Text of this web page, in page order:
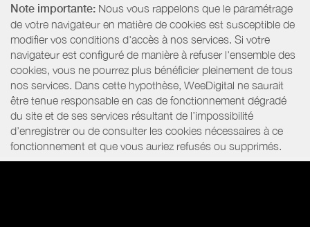
Note importante: Nous vous rappelons que le paramétrage
de votre navigateur en matière de cookies est susceptible de
modifier vos conditions d'accès à nos services. Si votre
navigateur est configuré de manière à refuser l'ensemble des
cookies, vous ne pourrez plus bénéficier pleinement de tous
nos services. Dans cette hypothèse, WeeDigital ne saurait
être tenue responsable en cas de fonctionnement dégradé
du site et de ses services résultant de l’impossibilité
d’enregistrer ou de consulter les cookies nécessaires à ce
fonctionnement et que vous auriez refusés ou supprimés.